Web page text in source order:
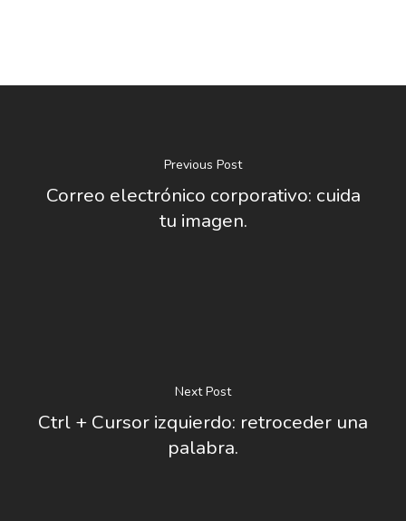
Previous Post
Correo electrónico corporativo: cuida
tu imagen.
Next Post
Ctrl + Cursor izquierdo: retroceder una
palabra.